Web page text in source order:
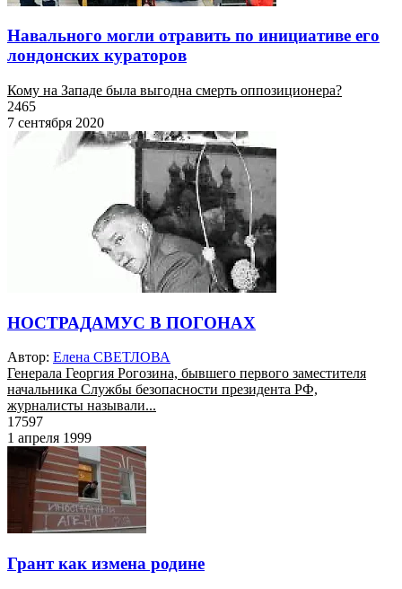
Навального могли отравить по инициативе его
лондонских кураторов
Кому на Западе была выгодна смерть оппозиционера?
2465
7 сентября 2020
НОСТРАДАМУС В ПОГОНАХ
Автор: Елена СВЕТЛОВА
Генерала Георгия Рогозина, бывшего первого заместителя
начальника Службы безопасности президента РФ,
журналисты называли...
17597
1 апреля 1999
Грант как измена родине